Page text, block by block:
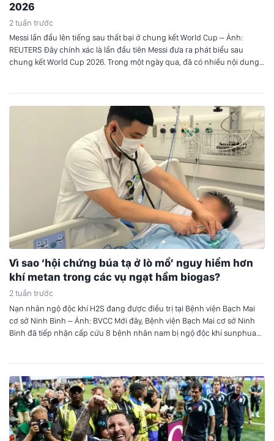
2026
2 tuần trước
Messi lần đầu lên tiếng sau thất bại ở chung kết World Cup – Ảnh:
REUTERS Đây chính xác là lần đầu tiên Messi đưa ra phát biểu sau
chung kết World Cup 2026. Trong một ngày qua, đã có nhiều nội dung
Vì sao ‘hội chứng búa tạ ở lò mổ’ nguy hiểm hơn
khí metan trong các vụ ngạt hầm biogas?
2 tuần trước
Nạn nhân ngộ độc khí H2S đang được điều trị tại Bệnh viện Bạch Mai
cơ sở Ninh Bình – Ảnh: BVCC Mới đây, Bệnh viện Bạch Mai cơ sở Ninh
Bình đã tiếp nhận cấp cứu 8 bệnh nhân nam bị ngộ độc khí sunphua